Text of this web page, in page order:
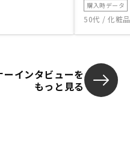
購入時データ
50代 / 化粧
ーインタビューを
もっと見る